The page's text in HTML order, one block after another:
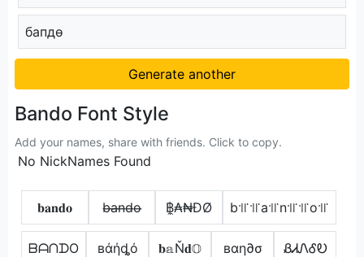
бапдѳ
Generate another
Bando Font Style
Add your names, share with friends. Click to copy.
No NickNames Found
𝐛𝐚𝐧𝐝𝐨 b̶a̶n̶d̶o̶ ฿̼₳₦ĐØ b꜉꜍꜉꜍a꜉꜍n꜉꜍꜉꜍o꜉꜍
ᗷᗩᑎᗪO вάήȡό 𝐛𝕒Ň𝐝𝕆 вαη∂σ ᏰᏗᏁᎴᎧ